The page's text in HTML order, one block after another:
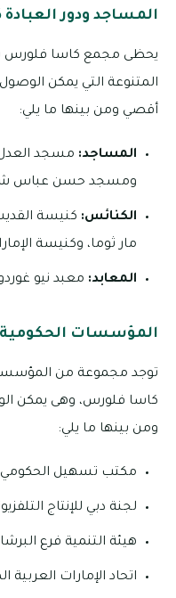
المساجد ودور
يحظى مجمع كاسا فلورس
أقصي ومن بينها ما يلي:
المساجد: مسجد
ومسجد حسن عباس
الكنائس: كنيسة
مار ثوما، وكنيسة
المعابد: معبد نيو
المؤسسات
توجد مجموعة من
ومن بينها ما يلي:
مكتب تسهيل
لجنة دبي للإنتاج
هيئة التنمية فرع
اتحاد الإمارات العربية